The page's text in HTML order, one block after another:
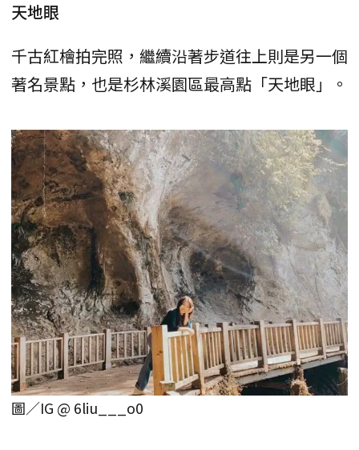
天地眼
千古紅檜拍完照，繼續沿著步道往上則是另一個
著名景點，也是杉林溪園區最高點「天地眼」。
圖／IG @ 6liu___o0